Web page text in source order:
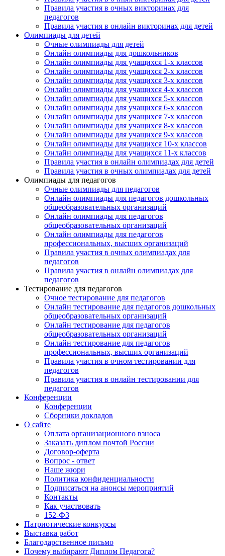
Правила участия в очных викторинах для
педагогов
Правила участия в онлайн викторинах для детей
Олимпиады для детей
Очные олимпиады для детей
Онлайн олимпиады для дошкольников
Онлайн олимпиады для учащихся 1-х классов
Онлайн олимпиады для учащихся 2-х классов
Онлайн олимпиады для учащихся 3-х классов
Онлайн олимпиады для учащихся 4-х классов
Онлайн олимпиады для учащихся 5-х классов
Онлайн олимпиады для учащихся 6-х классов
Онлайн олимпиады для учащихся 7-х классов
Онлайн олимпиады для учащихся 8-х классов
Онлайн олимпиады для учащихся 9-х классов
Онлайн олимпиады для учащихся 10-х классов
Онлайн олимпиады для учащихся 11-х классов
Правила участия в онлайн олимпиадах для детей
Правила участия в очных олимпиадах для детей
Олимпиады для педагогов
Очные олимпиады для педагогов
Онлайн олимпиады для педагогов дошкольных
общеобразовательных организаций
Онлайн олимпиады для педагогов
общеобразовательных организаций
Онлайн олимпиады для педагогов
профессиональных, высших организаций
Правила участия в очных олимпиадах для
педагогов
Правила участия в онлайн олимпиадах для
педагогов
Тестирование для педагогов
Очное тестирование для педагогов
Онлайн тестирование для педагогов дошкольных
общеобразовательных организаций
Онлайн тестирование для педагогов
общеобразовательных организаций
Онлайн тестирование для педагогов
профессиональных, высших организаций
Правила участия в очном тестировании для
педагогов
Правила участия в онлайн тестировании для
педагогов
Конференции
Конференции
Сборники докладов
О сайте
Оплата организационного взноса
Заказать диплом почтой России
Договор-оферта
Вопрос - ответ
Наше жюри
Политика конфиденциальности
Подписаться на анонсы мероприятий
Контакты
Как участвовать
152-ФЗ
Патриотические конкурсы
Выставка работ
Благодарственное письмо
Почему выбирают Диплом Педагога?
Организация
Подписаться